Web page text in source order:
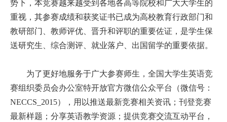
势下，本竞赛越来越受到各地各高等院校和广大大学生的
重视，其参赛成绩和获奖证书已成为高校教育行政部门和
教研部门、教师评优、晋升和评职的重要佐证，是学生保
送研究生、综合测评、就业落户、出国留学的重要依据。
为了更好地服务于广大参赛师生，全国大学生英语竞
赛组织委员会办公室特开放官方微信公众平台（微信号：
NECCS_2015），用以推送最新竞赛相关资讯；刊登竞赛
最新样题；分享英语教学资源；提供竞赛交流互动平台，